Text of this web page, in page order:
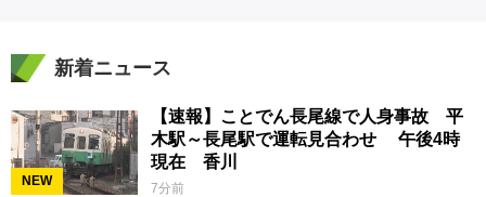
新着ニュース
NEW
【速報】ことでん長尾線で人身事故 平
木駅～長尾駅で運転見合わせ 午後4時
現在 香川
7分前